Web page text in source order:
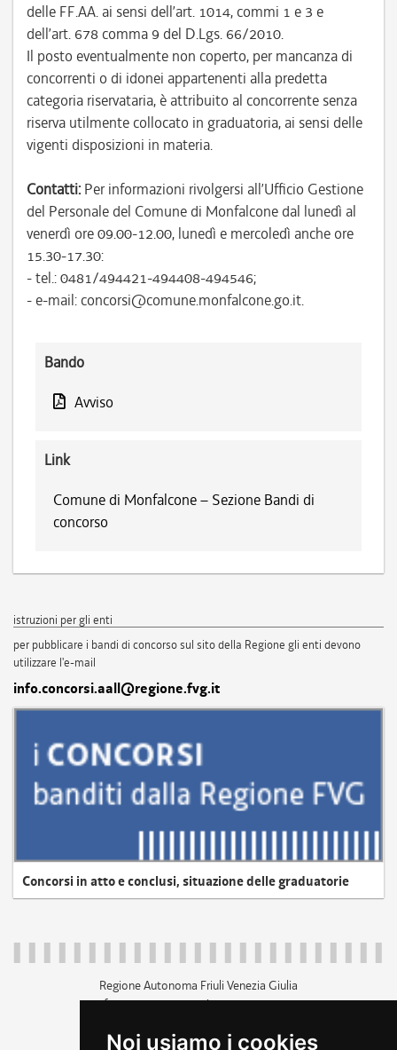
Noi usiamo i cookies
delle FF.AA. ai sensi dell’art. 1014, commi 1 e 3 e
dell’art. 678 comma 9 del D.Lgs. 66/2010.
Il posto eventualmente non coperto, per mancanza di
concorrenti o di idonei appartenenti alla predetta
categoria riservataria, è attribuito al concorrente senza
riserva utilmente collocato in graduatoria, ai sensi delle
vigenti disposizioni in materia.
Contatti: Per informazioni rivolgersi all’Ufficio Gestione
del Personale del Comune di Monfalcone dal lunedì al
venerdì ore 09.00-12.00, lunedì e mercoledì anche ore
15.30-17.30:
- tel.: 0481/494421-494408-494546;
- e-mail: concorsi@comune.monfalcone.go.it.
Bando
Avviso
Link
Comune di Monfalcone – Sezione Bandi di
concorso
istruzioni per gli enti
per pubblicare i bandi di concorso sul sito della Regione gli enti devono
utilizzare l'e-mail
info.concorsi.aall@regione.fvg.it
Concorsi in atto e conclusi, situazione delle graduatorie
Regione Autonoma Friuli Venezia Giulia
c.f. 80014930327; p.iva 00526040324
+39 040 3771111